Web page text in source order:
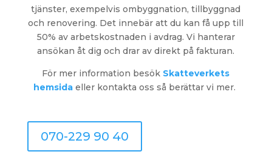
tjänster, exempelvis ombyggnation, tillbyggnad
och renovering. Det innebär att du kan få upp till
50% av arbetskostnaden i avdrag. Vi hanterar
ansökan åt dig och drar av direkt på fakturan.
För mer information besök Skatteverkets
hemsida eller kontakta oss så berättar vi mer.
070-229 90 40